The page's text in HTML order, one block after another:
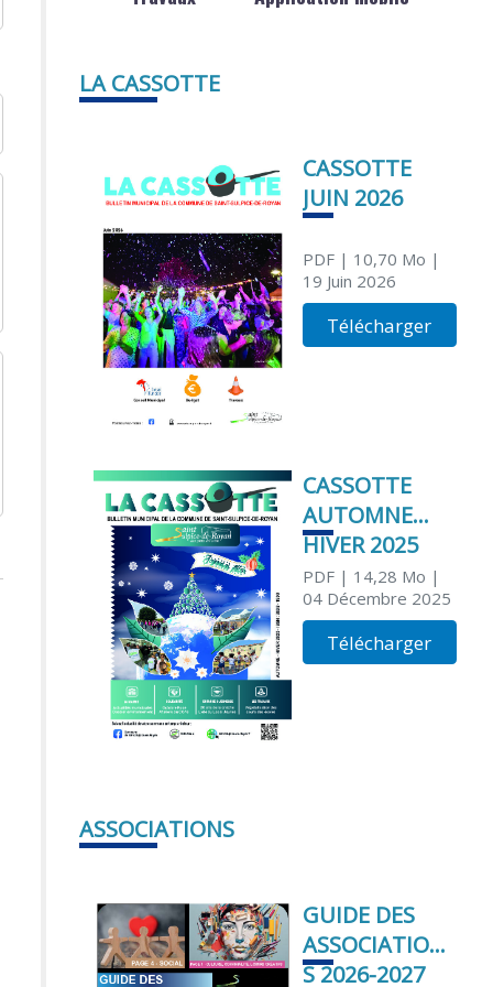
LA CASSOTTE
CASSOTTE
JUIN 2026
PDF| 10,70 Mo |
19 Juin 2026
Télécharger
CASSOTTE
AUTOMNE
HIVER 2025
PDF| 14,28 Mo |
04 Décembre 2025
Télécharger
ASSOCIATIONS
GUIDE DES
ASSOCIATION
S 2026-2027